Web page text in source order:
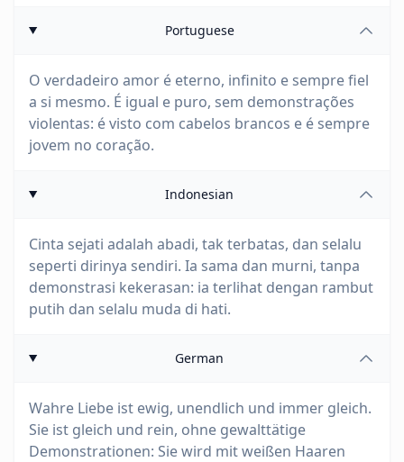
Portuguese
O verdadeiro amor é eterno, infinito e sempre fiel
a si mesmo. É igual e puro, sem demonstrações
violentas: é visto com cabelos brancos e é sempre
jovem no coração.
Indonesian
Cinta sejati adalah abadi, tak terbatas, dan selalu
seperti dirinya sendiri. Ia sama dan murni, tanpa
demonstrasi kekerasan: ia terlihat dengan rambut
putih dan selalu muda di hati.
German
Wahre Liebe ist ewig, unendlich und immer gleich.
Sie ist gleich und rein, ohne gewalttätige
Demonstrationen: Sie wird mit weißen Haaren